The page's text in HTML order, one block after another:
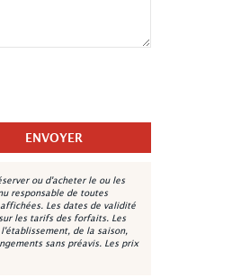
ou d'acheter le ou les
responsable de toutes
Les dates de validité
les tarifs des forfaits. Les
de la saison,
sans préavis. Les prix